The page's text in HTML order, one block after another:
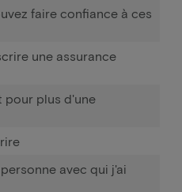
faire confiance à ces
une assurance
pour plus d'une
avec qui j'ai